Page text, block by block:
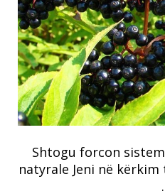
Shtogu forcon
natyrale Jeni në